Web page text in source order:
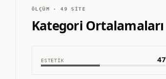
ÖLÇÜM ·49 SITE
Kategori Ortalamaları
ESTETIK 47